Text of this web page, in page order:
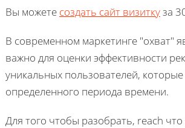
Вы можете создать сайт визиткуза
В современном маркетинге "охват"
важно для оценки эффективности
уникальных пользователей,
определенного периода времени.
Для того чтобы разобрать, reach